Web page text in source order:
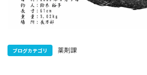
ブログカテゴリ 薬剤課